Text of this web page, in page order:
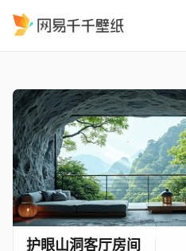
护眼山洞客厅房间